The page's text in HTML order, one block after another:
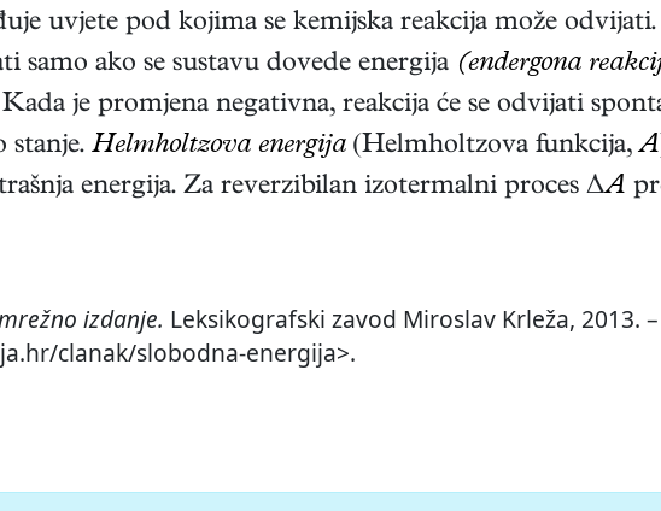
uvjete pod kojima se kemijska reakcija može
samo ako se sustavu dovede energija (endergona
je promjena negativna, reakcija će se odvijati
stanje. Helmholtzova energija (Helmholtzova funkcija,A
energija. Za reverzibilan izotermalni proces ΔA
izdanje. Leksikografski zavod Miroslav Krleža, 2013.
clanak/slobodna-energija>.